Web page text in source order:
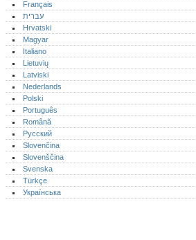
Français
עברית
Hrvatski
Magyar
Italiano
Lietuvių
Latviski
Nederlands
Polski
Português‎
Română
Русский
Slovenčina
Slovenščina
Svenska
Türkçe
Українська